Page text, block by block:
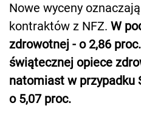
Nowe wyceny
kontraktów z NFZ. W
zdrowotnej - o 2,86
świątecznej opiece
natomiast w przypadku
o 5,07 proc.